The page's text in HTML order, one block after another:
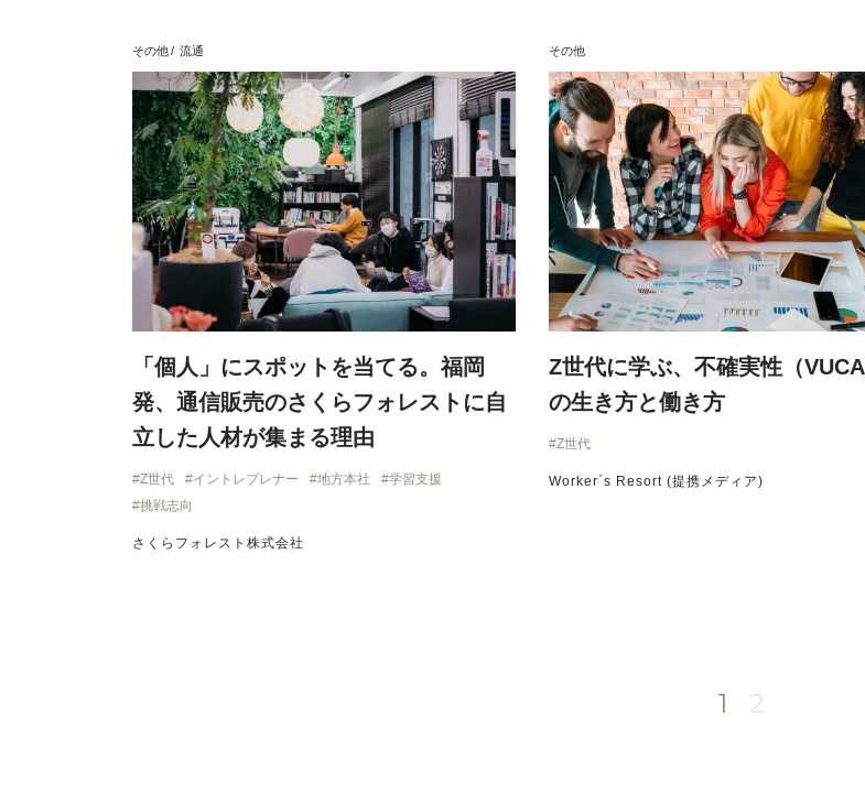
その他 流通
「個人」にスポットを当てる。福岡
発、通信販売のさくらフォレストに自
立した人材が集まる理由
Z世代 イントレプレナー 地方本社
学習支援
挑戦志向
さくらフォレスト株式会社
その他
Z世代に学ぶ、不確実性（
の生き方と働き方
Z世代
Worker`s Resort (提携メディア)
1 2